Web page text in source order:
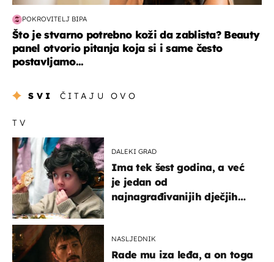
POKROVITELJ BIPA
Što je stvarno potrebno koži da zablista? Beauty
panel otvorio pitanja koja si i same često
postavljamo...
SVI ČITAJU OVO
TV
DALEKI GRAD
Ima tek šest godina, a već
je jedan od
najnagrađivanijih dječjih
NASLJEDNIK
Rade mu iza leđa, a on toga